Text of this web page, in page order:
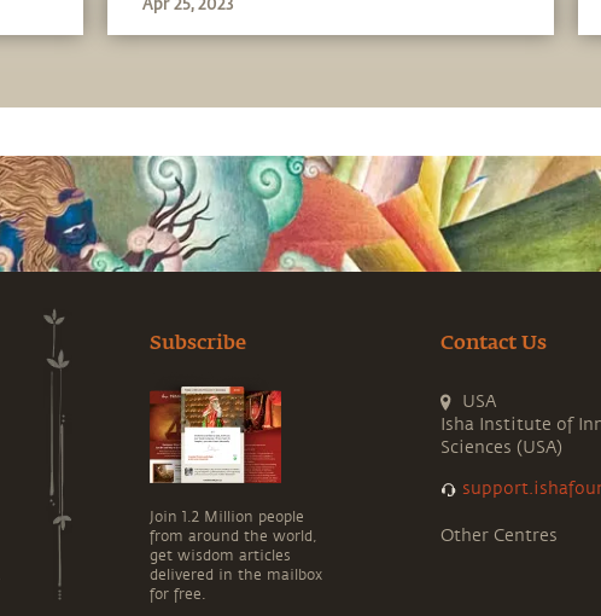
Subscribe
Join 1.2 Million people
from around the world,
get wisdom articles
delivered in the mailbox
for free.
Contact Us
USA
Isha Institute of
Sciences (USA)
Other Centres